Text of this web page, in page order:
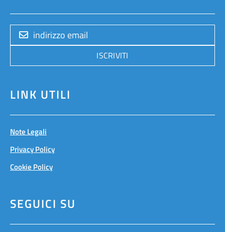
ISCRIVITI
LINK UTILI
Note Legali
Privacy Policy
Cookie Policy
SEGUICI SU